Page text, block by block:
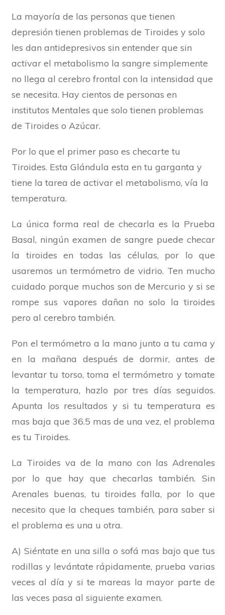
La mayoría de las personas que tienen
depresión tienen problemas de Tiroides y solo
les dan antidepresivos sin entender que sin
activar el metabolismo la sangre simplemente
no llega al cerebro frontal con la intensidad que
se necesita. Hay cientos de personas en
institutos Mentales que solo tienen problemas
de Tiroides o Azúcar.
Por lo que el primer paso es checarte tu
Tiroides. Esta Glándula esta en tu garganta y
tiene la tarea de activar el metabolismo, vía la
temperatura.
La única forma real de checarla es la Prueba
Basal, ningún examen de sangre puede checar
la tiroides en todas las células, por lo que
usaremos un termómetro de vidrio. Ten mucho
cuidado porque muchos son de Mercurio y si se
rompe sus vapores dañan no solo la tiroides
pero al cerebro también.
Pon el termómetro a la mano junto a tu cama y
en la mañana después de dormir, antes de
levantar tu torso, toma el termómetro y tomate
la temperatura, hazlo por tres días seguidos.
Apunta los resultados y si tu temperatura es
mas baja que 36.5 mas de una vez, el problema
es tu Tiroides.
La Tiroides va de la mano con las Adrenales
por lo que hay que checarlas también. Sin
Arenales buenas, tu tiroides falla, por lo que
necesito que la cheques también, para saber si
el problema es una u otra.
A) Siéntate en una silla o sofá mas bajo que tus
rodillas y levántate rápidamente, prueba varias
veces al día y si te mareas la mayor parte de
las veces pasa al siguiente examen.